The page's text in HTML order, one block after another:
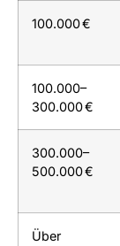
100.000 €
100.000–
300.000 €
300.000–
500.000 €
Über